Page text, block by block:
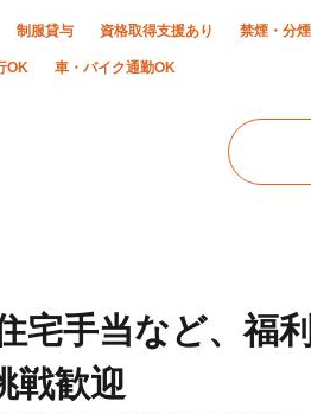
制服貸与 資格取得支援あり 禁煙・分煙
OK 車・バイク通勤OK
宅手当など、福
戦歓迎